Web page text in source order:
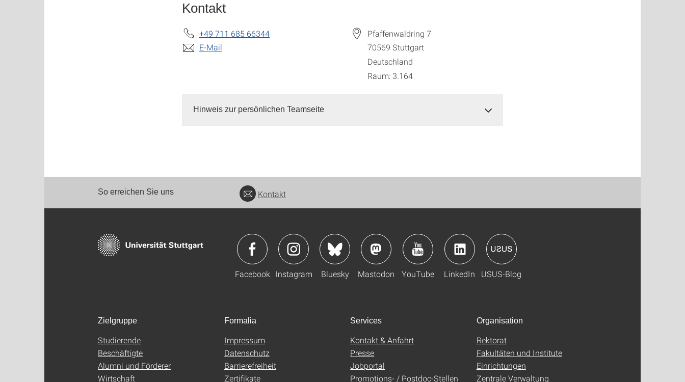
Kontakt
+49 711 685 66344
E-Mail
Pfaffenwaldring 7
70569 Stuttgart
Deutschland
Raum: 3.164
Hinweis zur persönlichen Teamseite
So erreichen Sie uns Kontakt
Facebook Instagram Bluesky Mastodon YouTube LinkedIn USUS-Blog
Zielgruppe
Studierende
Beschäftigte
Alumni und Förderer
Wirtschaft
Formalia
Impressum
Datenschutz
Barrierefreiheit
Zertifikate
Services
Kontakt & Anfahrt
Presse
Jobportal
Promotions- / Postdoc-Stellen
Organisation
Rektorat
Fakultäten und Institute
Einrichtungen
Zentrale Verwaltung